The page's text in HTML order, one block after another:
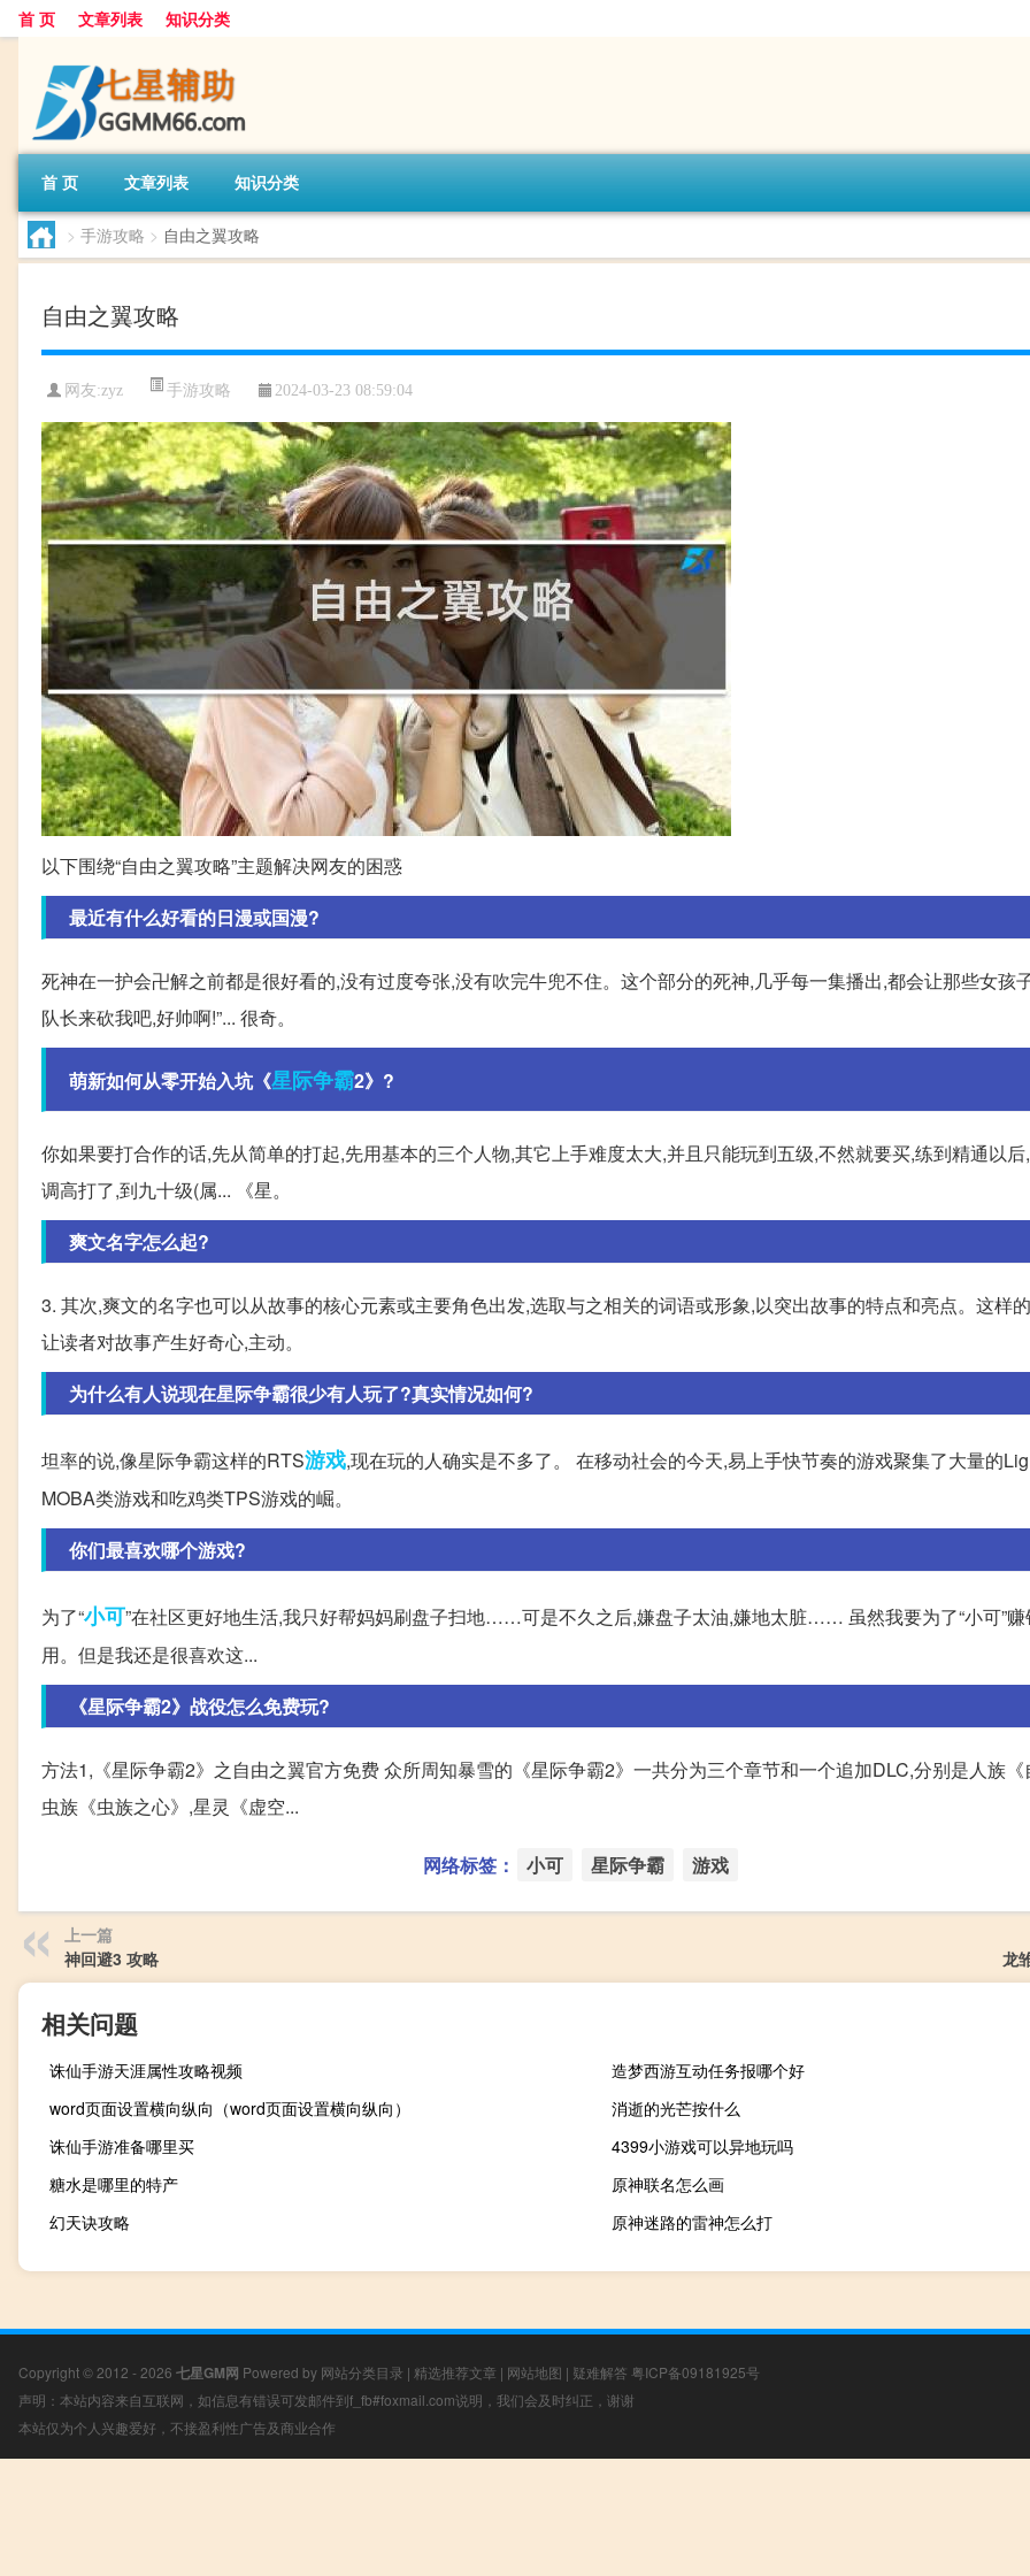
首 页 文章列表 知识分类
首 页 文章列表 知识分类
> 手游攻略 > 自由之翼攻略
自由之翼攻略
网友:zyz 手游攻略 2024-03-23 08:59:04
以下围绕“自由之翼攻略”主题解决网友的困惑
最近有什么好看的日漫或国漫?
死神在一护会卍解之前都是很好看的,没有过度夸张,没有吹完牛兜不住。这个部分的死神,几乎每一集播出,都会让那些女孩
队长来砍我吧,好帅啊!”... 很奇。
萌新如何从零开始入坑《星际争霸2》?
你如果要打合作的话,先从简单的打起,先用基本的三个人物,其它上手难度太大,并且只能玩到五级,不然就要买,练到精通以
调高打了,到九十级(属... 《星。
爽文名字怎么起?
3. 其次,爽文的名字也可以从故事的核心元素或主要角色出发,选取与之相关的词语或形象,以突出故事的特点和亮点。这样
让读者对故事产生好奇心,主动。
为什么有人说现在星际争霸很少有人玩了?真实情况如何?
坦率的说,像星际争霸这样的RTS游戏,现在玩的人确实是不多了。 在移动社会的今天,易上手快节奏的游戏聚集了大量的
MOBA类游戏和吃鸡类TPS游戏的崛。
你们最喜欢哪个游戏?
为了“小可”在社区更好地生活,我只好帮妈妈刷盘子扫地……可是不久之后,嫌盘子太油,嫌地太脏…… 虽然我要为了“小可”赚
用。但是我还是很喜欢这...
《星际争霸2》战役怎么免费玩?
方法1,《星际争霸2》之自由之翼官方免费 众所周知暴雪的《星际争霸2》一共分为三个章节和一个追加DLC,分别是人族
虫族《虫族之心》,星灵《虚空...
网络标签： 小可 星际争霸 游戏
上一篇
神回避3 攻略
龙
相关问题
诛仙手游天涯属性攻略视频
造梦西游互动任务报哪个好
word页面设置横向纵向（word页面设置横向纵向）
消逝的光芒按什么
诛仙手游准备哪里买
4399小游戏可以异地玩吗
糖水是哪里的特产
原神联名怎么画
幻天诀攻略
原神迷路的雷神怎么打
Copyright © 2012 - 2026 七星GM网 Powered by 网站分类目录 | 精选推荐文章 | 网站地图 | 疑难解答 粤ICP备09181925号
声明：本站内容来自互联网，如信息有错误可发邮件到f_fb#foxmail.com说明，我们会及时纠正，谢谢
本站仅为个人兴趣爱好，不接盈利性广告及商业合作